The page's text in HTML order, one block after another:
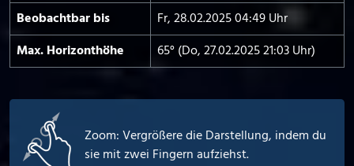
Beobachtbar bis
Fr, 28.02.2025 04:49 Uhr
Max. Horizont­höhe
65° (Do, 27.02.2025 21:03 Uhr)
Zoom: Vergrößere die Darstellung, indem du
sie mit zwei Fingern aufziehst.